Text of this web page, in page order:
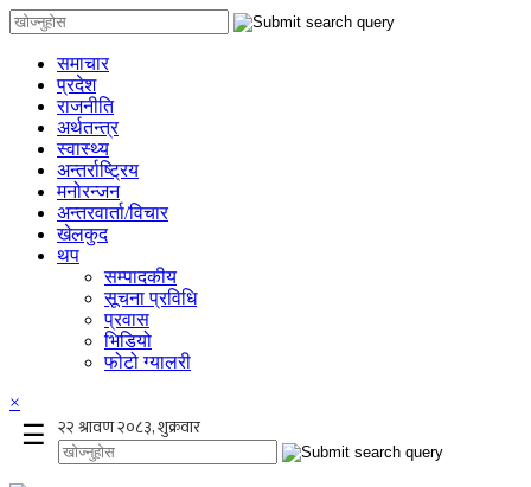
समाचार
प्रदेश
राजनीति
अर्थतन्त्र
स्वास्थ्य
अन्तर्राष्ट्रिय
मनोरन्जन
अन्तरवार्ता/विचार
खेलकुद
थप
सम्पादकीय
सूचना प्रविधि
प्रवास
भिडियो
फोटो ग्यालरी
×
☰